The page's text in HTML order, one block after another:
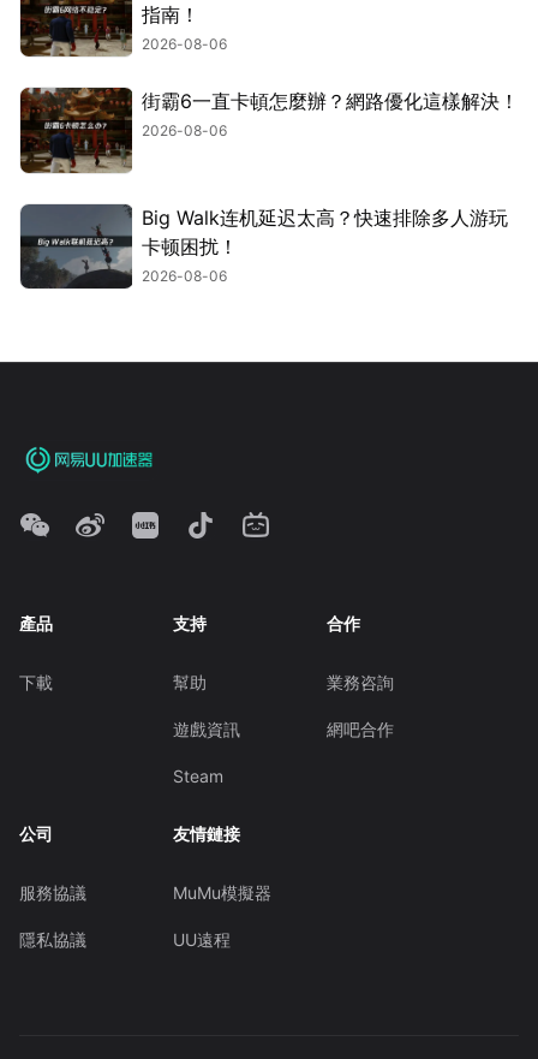
指南！
2026-08-06
街霸6一直卡頓怎麼辦？網路優化這樣解決！
2026-08-06
Big Walk连机延迟太高？快速排除多人游玩
卡顿困扰！
2026-08-06
產品
下載
支持
幫助
遊戲資訊
Steam
合作
業務咨詢
網吧合作
公司
服務協議
隱私協議
友情鏈接
MuMu模擬器
UU遠程